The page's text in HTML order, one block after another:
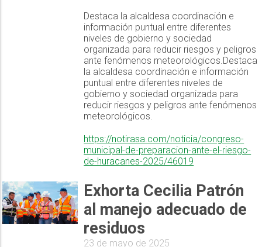
Destaca la alcaldesa coordinación e
información puntual entre diferentes
niveles de gobierno y sociedad
organizada para reducir riesgos y peligros
ante fenómenos meteorológicos.Destaca
la alcaldesa coordinación e información
puntual entre diferentes niveles de
gobierno y sociedad organizada para
reducir riesgos y peligros ante fenómenos
meteorológicos.
https://notirasa.com/noticia/congreso-
municipal-de-preparacion-ante-el-riesgo-
de-huracanes-2025/46019
Exhorta Cecilia Patrón
al manejo adecuado de
residuos
23 de mayo de 2025